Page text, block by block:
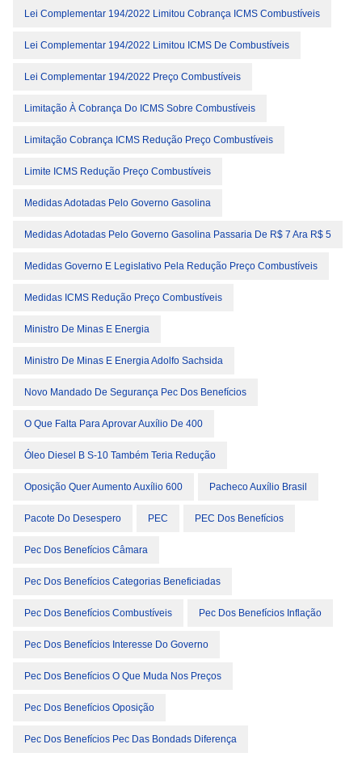
Lei Complementar 194/2022 Limitou Cobrança ICMS Combustíveis
Lei Complementar 194/2022 Limitou ICMS De Combustíveis
Lei Complementar 194/2022 Preço Combustíveis
Limitação À Cobrança Do ICMS Sobre Combustíveis
Limitação Cobrança ICMS Redução Preço Combustíveis
Limite ICMS Redução Preço Combustíveis
Medidas Adotadas Pelo Governo Gasolina
Medidas Adotadas Pelo Governo Gasolina Passaria De R$ 7 Ara R$ 5
Medidas Governo E Legislativo Pela Redução Preço Combustíveis
Medidas ICMS Redução Preço Combustíveis
Ministro De Minas E Energia
Ministro De Minas E Energia Adolfo Sachsida
Novo Mandado De Segurança Pec Dos Benefícios
O Que Falta Para Aprovar Auxílio De 400
Óleo Diesel B S-10 Também Teria Redução
Oposição Quer Aumento Auxílio 600 Pacheco Auxílio Brasil
Pacote Do Desespero PEC PEC Dos Benefícios
Pec Dos Benefícios Câmara
Pec Dos Benefícios Categorias Beneficiadas
Pec Dos Benefícios Combustíveis Pec Dos Benefícios Inflação
Pec Dos Benefícios Interesse Do Governo
Pec Dos Benefícios O Que Muda Nos Preços
Pec Dos Benefícios Oposição
Pec Dos Benefícios Pec Das Bondads Diferença